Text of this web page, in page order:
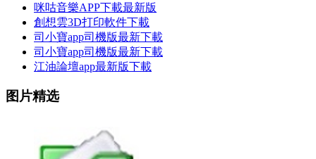
咪咕音樂APP下載最新版
創想雲3D打印軟件下載
司小寶app司機版最新下載
司小寶app司機版最新下載
江油論壇app最新版下載
图片精选